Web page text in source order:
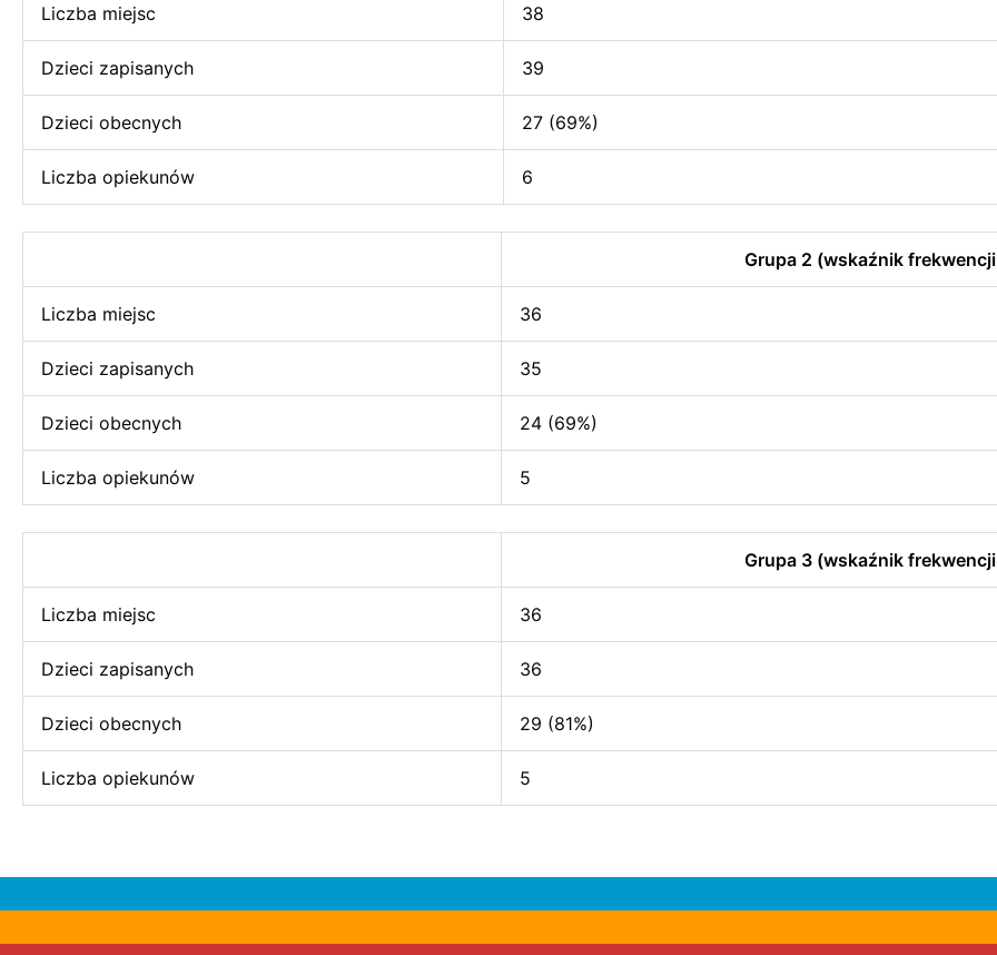
Liczba miejsc 38
Dzieci zapisanych 39
Dzieci obecnych 27 (69%)
Liczba opiekunów 6
Grupa 2 (wskaźnik
Liczba miejsc 36
Dzieci zapisanych 35
Dzieci obecnych 24 (69%)
Liczba opiekunów 5
Grupa 3 (wskaźnik
Liczba miejsc 36
Dzieci zapisanych 36
Dzieci obecnych 29 (81%)
Liczba opiekunów 5